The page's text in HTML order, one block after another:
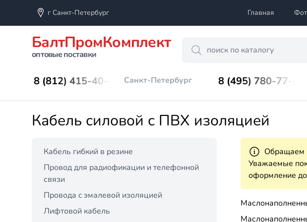
г Санкт-Петербург Главная
БалтПромКомплект
оптовые поставки
Search
8 (812) 415-40-45 Санкт-Петербург 8 (495) 780-77-98
Кабель силовой с ПВХ изоляцией
Кабель гибкий в резине
Провод для радиофикации и телефонной
связи
Провода c эмалевой изоляцией
Лифтовой кабель
Обращаем
Уважаемые
оформление